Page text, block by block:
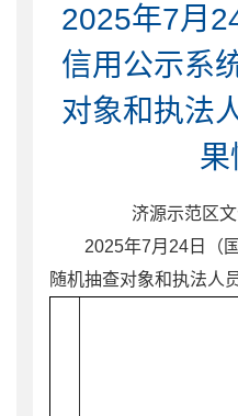
2025年7月
信用公示系
对象和执法
果
济源示范区
2025年7月 24 日（
随机抽查对象和执法人